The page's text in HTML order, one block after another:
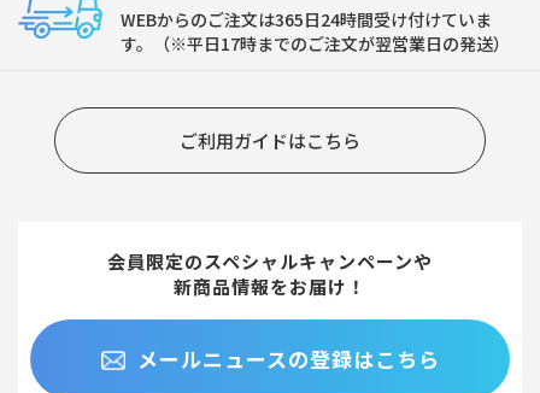
WEBからのご注文は365日24時間受け付けていま
す。（※平日17時までのご注文が翌営業日の発送）
ご利用ガイドはこちら
会員限定のスペシャルキャンペーンや
新商品情報をお届け！
メールニュースの登録はこちら